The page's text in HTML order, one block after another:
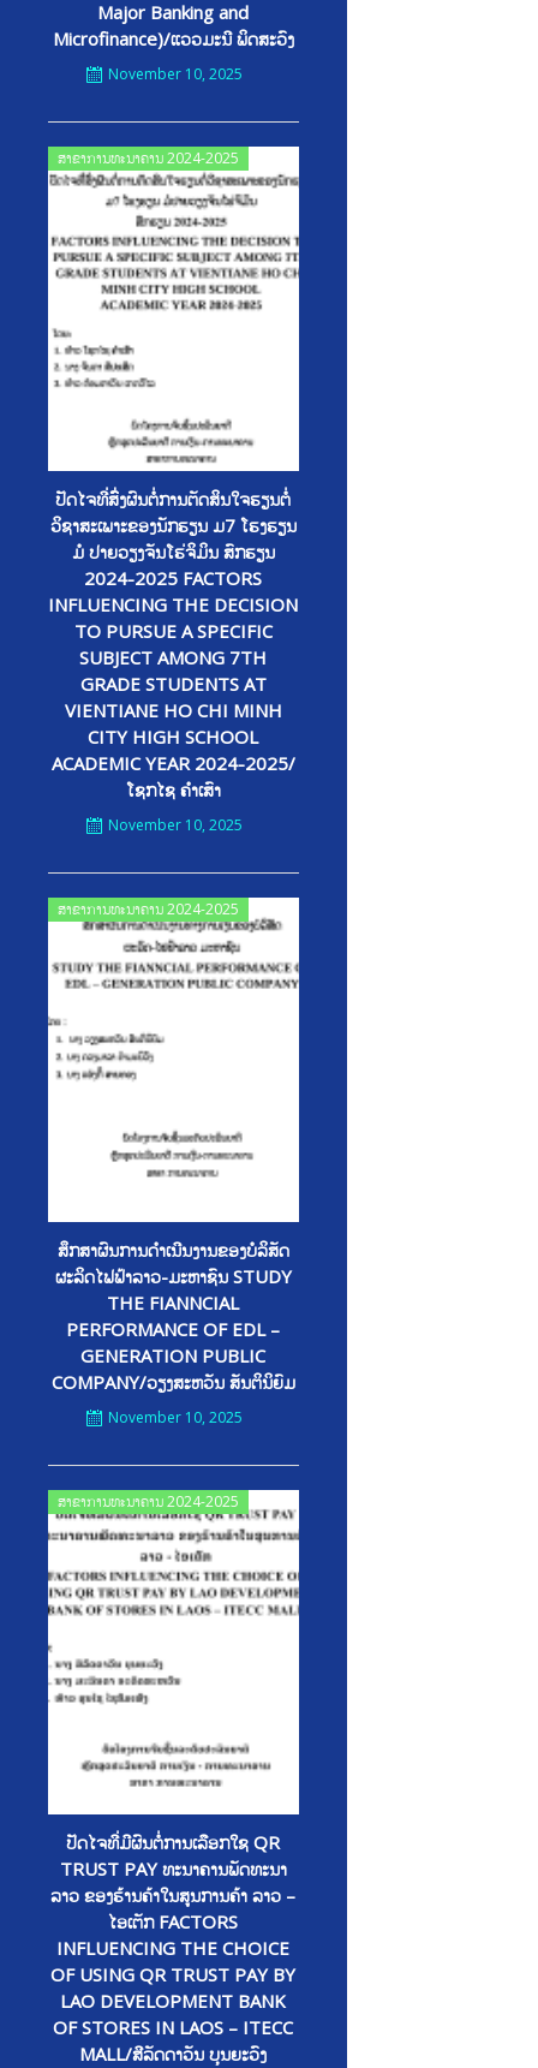
Major Banking and
Microfinance)/ແວວມະນີ ພິດສະວົງ
November 10, 2025
ສາຂາການທະນາຄານ 2024-2025
ປັດໄຈທີ່ສົົ່ງຜົນຕໍ່ການຕັດສິນໃຈຮຽນຕໍ່
ວິຊາສະເພາະຂອງນັກຮຽນ ມ7 ໂຮງຮຽນ
ມໍ ປາຍວຽງຈັນໂຮ່ຈິມິນ ສົກຮຽນ
2024-2025 FACTORS
INFLUENCING THE DECISION
TO PURSUE A SPECIFIC
SUBJECT AMONG 7TH
GRADE STUDENTS AT
VIENTIANE HO CHI MINH
CITY HIGH SCHOOL
ACADEMIC YEAR 2024-2025/
ໂຊກໄຊ ຄໍາເສົາ
Posted
on
November 10, 2025
ສາຂາການທະນາຄານ 2024-2025
ສຶກສາຜົນການດຳເນີນງານຂອງບໍລິສັດ
ຜະລິດໄຟຟ້າລາວ-ມະຫາຊົນ STUDY
THE FIANNCIAL
PERFORMANCE OF EDL –
GENERATION PUBLIC
COMPANY/ວຽງສະຫວັນ ສັນຕິນິຍົມ
Posted
on
November 10, 2025
ສາຂາການທະນາຄານ 2024-2025
ປັດໄຈທີ່ມີຜົນຕໍ່ການເລືອກໃຊ QR
TRUST PAY ທະນາຄານພັດທະນາ
ລາວ ຂອງຮ້ານຄ້າໃນສູນການຄ້າ ລາວ –
ໄອເຕັກ FACTORS
INFLUENCING THE CHOICE
OF USING QR TRUST PAY BY
LAO DEVELOPMENT BANK
OF STORES IN LAOS – ITECC
MALL/ສີລັດດາວັນ ບຸນຍະວົງ
Posted
on